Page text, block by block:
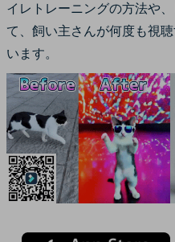
イレトレーニングの方法や
て、飼い主さんが何度も視
います。